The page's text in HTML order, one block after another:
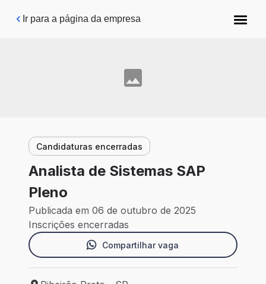
Pular para o conteúdo principal
Ir para a página da empresa
Candidaturas encerradas
Analista de Sistemas SAP
Pleno
Publicada em 06 de outubro de 2025
Inscrições encerradas
Compartilhar vaga